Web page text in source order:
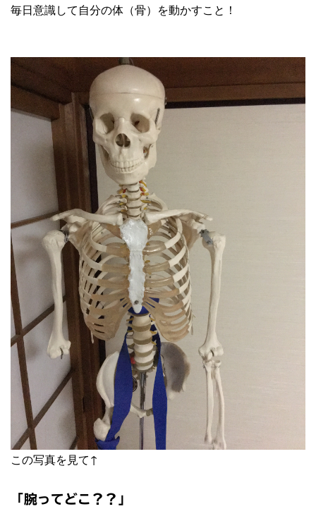
毎日意識して自分の体（骨）を動かすこと！
この写真を見て↑
「腕ってどこ？？」